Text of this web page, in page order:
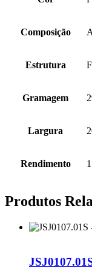
Composição
Estrutura
Gramagem
Largura
Rendimento
Produtos